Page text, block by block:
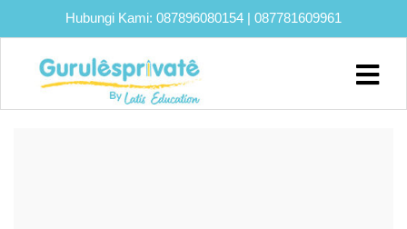
Hubungi Kami: 087896080154 | 087781609961
Home